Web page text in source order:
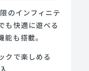
のインフィニテ
も快適に遊べる
も搭載。
クで楽しめる